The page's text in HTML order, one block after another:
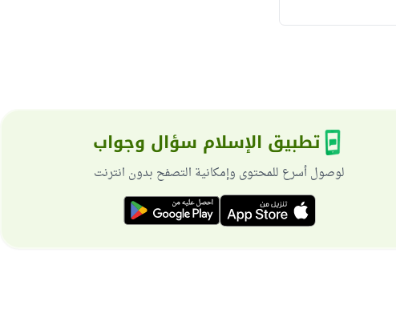
تطبيق الإسلام سؤال وجواب
لوصول أسرع للمحتوى وإمكانية التصفح بدون انترنت